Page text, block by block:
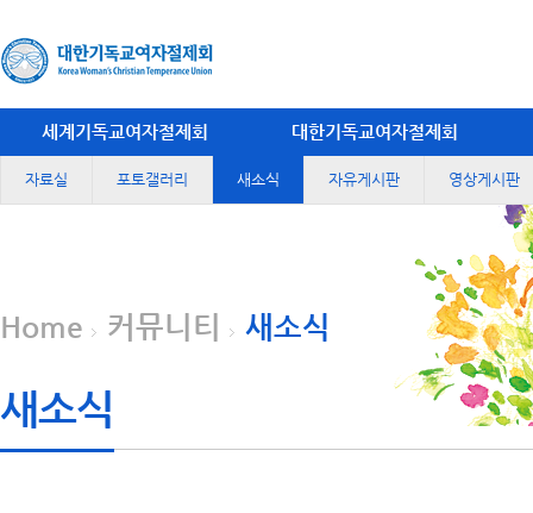
세계기독교여자절제회 대한기독교여자절제회
자료실 포토갤러리 새소식 자유게시판 영상게시판
Home 커뮤니티 새소식
새소식